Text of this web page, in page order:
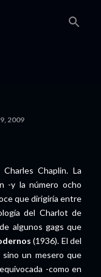
principal
2009
Chaplin. La
-y la número ocho
que dirigiría entre
del Charlot de
algunos gags que
(1936). El del
un mesero que
-como en